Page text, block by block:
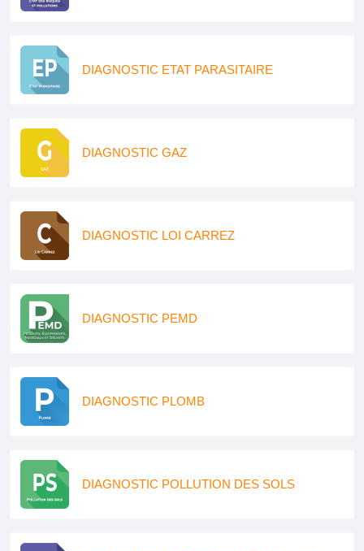
DIAGNOSTIC ETAT PARASITAIRE
DIAGNOSTIC GAZ
DIAGNOSTIC LOI CARREZ
DIAGNOSTIC PEMD
DIAGNOSTIC PLOMB
DIAGNOSTIC POLLUTION DES SOLS